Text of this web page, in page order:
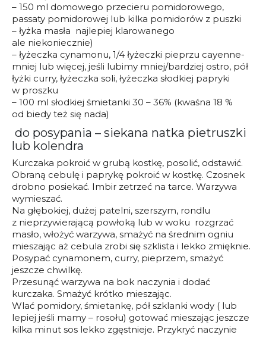
– 150 ml domowego przecieru pomidorowego,
passaty pomidorowej lub kilka pomidorów z puszki
– łyżka masła najlepiej klarowanego
ale niekoniecznie)
– łyżeczka cynamonu, 1/4 łyżeczki pieprzu cayenne-
mniej lub więcej, jeśli lubimy mniej/bardziej ostro, pół
łyżki curry, łyżeczka soli, łyżeczka słodkiej papryki
w proszku
– 100 ml słodkiej śmietanki 30 – 36% (kwaśna 18 %
od biedy też się nada)
do posypania – siekana natka pietruszki
lub kolendra
Kurczaka pokroić w grubą kostkę, posolić, odstawić.
Obraną cebulę i paprykę pokroić w kostkę. Czosnek
drobno posiekać. Imbir zetrzeć na tarce. Warzywa
wymieszać.
Na głębokiej, dużej patelni, szerszym, rondlu
z nieprzywierającą powłoką lub w woku rozgrzać
masło, włożyć warzywa, smażyć na średnim ogniu
mieszając aż cebula zrobi się szklista i lekko zmięknie.
Posypać cynamonem, curry, pieprzem, smażyć
jeszcze chwilkę.
Przesunąć warzywa na bok naczynia i dodać
kurczaka. Smażyć krótko mieszając.
Wlać pomidory, śmietankę, pół szklanki wody ( lub
lepiej jeśli mamy – rosołu) gotować mieszając jeszcze
kilka minut sos lekko zgęstnieje. Przykryć naczynie